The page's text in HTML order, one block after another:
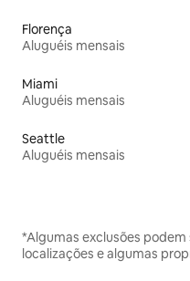
Florença
Aluguéis mensais
Miami
Aluguéis mensais
Seattle
Aluguéis mensais
*Algumas exclusões
localizações e algumas